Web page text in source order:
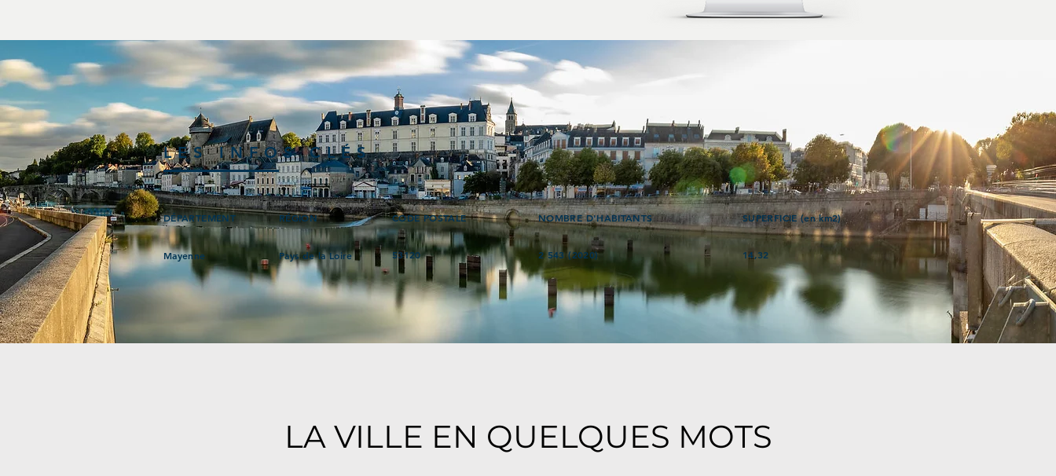
LES INFOS CLÉS
DÉPARTEMENT
Mayenne
RÉGION
Pays de la Loire
CODE POSTALE
53120
NOMBRE D'HABITANTS
2 543 (2020)
SUPERFICIE (en km2)
14,32
LA VILLE EN QUELQUES MOTS